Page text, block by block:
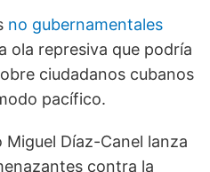
no gubernamentales
ola represiva que podría
ciudadanos cubanos
pacífico.
Díaz-Canel lanza
contra la